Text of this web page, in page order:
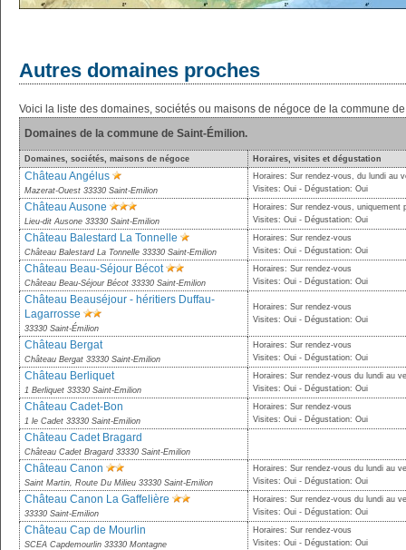
Autres domaines proches
Voici la liste des domaines, sociétés ou maisons de négoce de la commune
Domaines de la commune de Saint-Émilion.
Domaines, sociétés, maisons de négoce Horaires, visites et dégustation
Château Angélus
Mazerat-Ouest 33330 Saint-Emilion
Horaires: Sur rendez-vous, du lundi au
Visites: Oui - Dégustation: Oui
Château Ausone
Lieu-dit Ausone 33330 Saint-Emilion
Horaires: Sur rendez-vous, uniquement
Visites: Oui - Dégustation: Oui
Château Balestard La Tonnelle
Château Balestard La Tonnelle 33330 Saint-Emilion
Horaires: Sur rendez-vous
Visites: Oui - Dégustation: Oui
Château Beau-Séjour Bécot
Château Beau-Séjour Bécot 33330 Saint-Emilion
Horaires: Sur rendez-vous
Visites: Oui - Dégustation: Oui
Château Beauséjour - héritiers Duffau-
Lagarrosse
33330 Saint-Émilion
Horaires: Sur rendez-vous
Visites: Oui - Dégustation: Oui
Château Bergat
Château Bergat 33330 Saint-Emilion
Horaires: Sur rendez-vous
Visites: Oui - Dégustation: Oui
Château Berliquet
1 Berliquet 33330 Saint-Emilion
Horaires: Sur rendez-vous du lundi au
Visites: Oui - Dégustation: Oui
Château Cadet-Bon
1 le Cadet 33330 Saint-Emilion
Horaires: Sur rendez-vous
Visites: Oui - Dégustation: Oui
Château Cadet Bragard
Château Cadet Bragard 33330 Saint-Emilion
Château Canon
Saint Martin, Route Du Milieu 33330 Saint-Emilion
Horaires: Sur rendez-vous du lundi au
Visites: Oui - Dégustation: Oui
Château Canon La Gaffelière
33330 Saint-Emilion
Horaires: Sur rendez-vous du lundi au
Visites: Oui - Dégustation: Oui
Château Cap de Mourlin
SCEA Capdemourlin 33330 Montagne
Horaires: Sur rendez-vous
Visites: Oui - Dégustation: Oui